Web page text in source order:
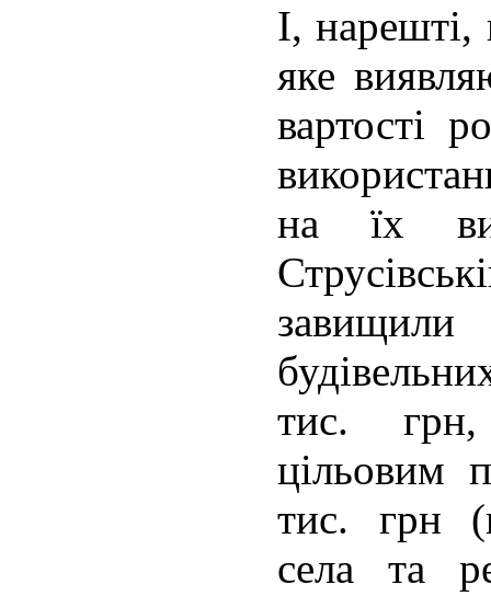
І,
яке
вартості
на їх
тис.
цільовим
тис. грн
села та